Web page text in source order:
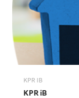
KPR IB
KPR iB